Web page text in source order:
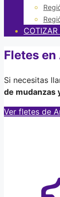
COTIZAR
Fletes
Si necesitas
de mudanzas
Ver fletes de